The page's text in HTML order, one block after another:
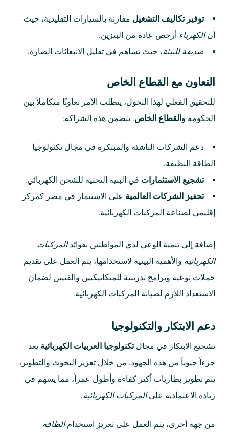
توفير تكاليف التشغيل مقارنة بالسيارات التقليدية، حيث
أنالكهرباء أرخص عادة من البنزين.
صديقة للبيئة، حيث تساهم في تقليل الانبعاثات الضارة.
التعاون مع القطاع الخاص
للتحقيق الفعلي لهذا التحول، يتطلب الأمر تعاونًا متكاملاً بين
الحكومة والقطاع الخاص. تتضمن هذه الشراكة:
دعم الشركات الناشئة والمبتكرة في مجال تكنولوجيا
الطاقة النظيفة.
تشجيع الاستثمارات في البنية التحتية للشحن الكهربائي.
تحفيز الشركات العالمية على الاستثمار في مصر كمركز
إقليمي لصناعة المركبات الكهربائية.
إضافة إلى تنمية الوعي لدي المواطنين بفوائدالمركبات
الكهربائية والأهمية البيئية لاستخدامها، يتم العمل على تقديم
حملات توعية وبرامج تدريبية للميكانيكيين والفنيين لضمان
الاستعداد اللازم لصيانة المركبات الكهربائية.
دعم الابتكار والتكنولوجيا
تشجيع الابتكار في مجالتكنولوجيا العربيات الكهربائية يعد
جزءاً حيوياً من هذه الجهود. من خلال تعزيز البحوث والتطوير،
يتم تطوير بطاريات أكثر كفاءة وأطول عمراً، مما يسهم في
زيادة الاعتمادية علىالمركبات الكهربائية.
من جهة أخرى، يتم العمل على تعزيز استخدامالطاقة